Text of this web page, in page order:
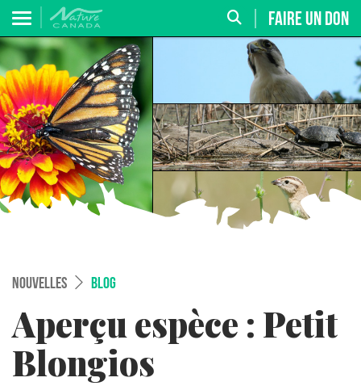
FAIRE UN DON
NOUVELLES BLOG
Aperçu espèce : Petit
Blongios